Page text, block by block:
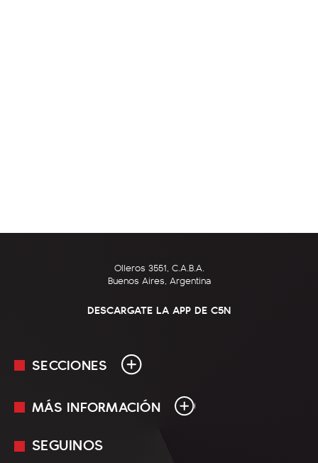
Olleros 3551, C.A.B.A.
Buenos Aires, Argentina
DESCARGATE LA APP DE C5N
SECCIONES
En Vivo
MÁS INFORMACIÓN
Mediakit
SEGUINOS